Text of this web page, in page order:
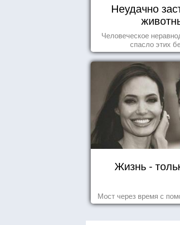
Неудачно
Человеческое
спасло этих
Жизнь -
Мост через время с